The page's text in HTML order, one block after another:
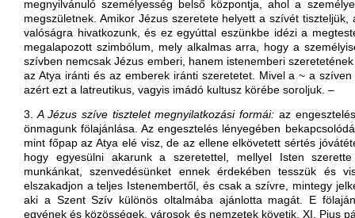
megnyilvánuló személyesség belső központja, ahol a
megszületnek. Amikor Jézus szeretete helyett a szívét
valóságra hivatkozunk, és ez egyúttal eszünkbe idézi a
megalapozott szimbólum, mely alkalmas arra, hogy a
szívben nemcsak Jézus emberi, hanem istenemberi
az Atya iránti és az emberek iránti szeretetet. Mivel a ~ a
azért ezt a latreutikus, vagyis imádó kultusz körébe soroljuk. –
3.
AJézus szíve tiszteletmegnyilatkozási formái: az
önmagunk fölajánlása. Az engesztelés lényegében
mint főpap az Atya elé visz, de az ellene elkövetett sértés
hogy egyesülni akarunk a szeretettel, mellyel Isten
munkánkat, szenvedésünket ennek érdekében tesszük és
elszakadjon a teljes Istenembertől, és csak a szívre, mintegy
aki a Szent Szív különös oltalmába ajánlotta magát. E
egyének és közösségek, városok és nemzetek követik. XI. Pius